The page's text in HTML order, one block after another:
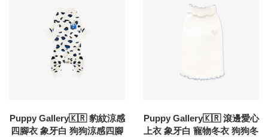
Puppy Gallery🇰🇷 豹紋涼感
四腳衣 象牙白 狗狗涼感四腳
Puppy Gallery🇰🇷 滾邊愛心
上衣 象牙白 寵物冬衣 狗狗冬